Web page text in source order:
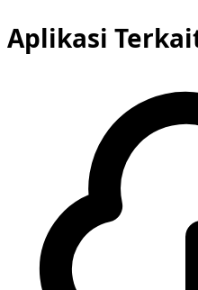
Aplikasi